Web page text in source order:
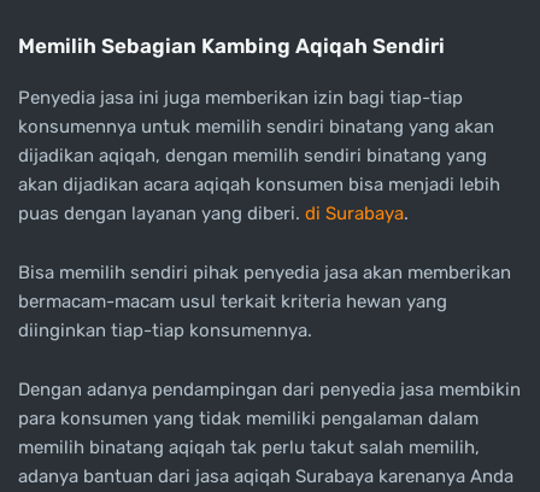
Memilih Sebagian Kambing Aqiqah Sendiri
Penyedia jasa ini juga memberikan izin bagi tiap-tiap
konsumennya untuk memilih sendiri binatang yang akan
dijadikan aqiqah, dengan memilih sendiri binatang yang
akan dijadikan acara aqiqah konsumen bisa menjadi lebih
puas dengan layanan yang diberi. di Surabaya.
Bisa memilih sendiri pihak penyedia jasa akan memberikan
bermacam-macam usul terkait kriteria hewan yang
diinginkan tiap-tiap konsumennya.
Dengan adanya pendampingan dari penyedia jasa membikin
para konsumen yang tidak memiliki pengalaman dalam
memilih binatang aqiqah tak perlu takut salah memilih,
adanya bantuan dari jasa aqiqah Surabaya karenanya Anda